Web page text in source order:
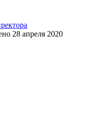
28 апреля 2020